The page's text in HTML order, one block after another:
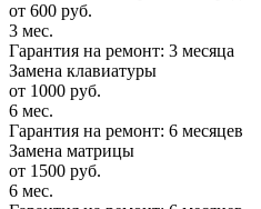
от 600 руб.
3 мес.
Гарантия на ремонт: 3 месяца
Замена клавиатуры
от 1000 руб.
6 мес.
Гарантия на ремонт: 6 месяцев
Замена матрицы
от 1500 руб.
6 мес.